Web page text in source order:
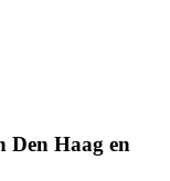
Den Haag en